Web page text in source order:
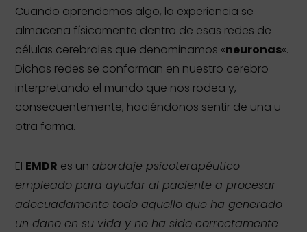
Cuando aprendemos algo, la experiencia se
almacena físicamente dentro de esas redes de
células cerebrales que denominamos «neuronas«.
Dichas redes se conforman en nuestro cerebro
interpretando el mundo que nos rodea y,
consecuentemente, haciéndonos sentir de una u
otra forma.
El EMDR es un abordaje psicoterapéutico
empleado para ayudar al paciente a procesar
adecuadamente todo aquello que ha generado
un daño en su vida y no ha sido correctamente